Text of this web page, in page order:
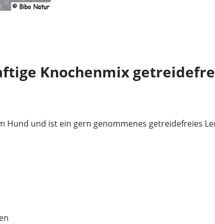
Knochenmix
und ist ein gern genommenes getreidefreies